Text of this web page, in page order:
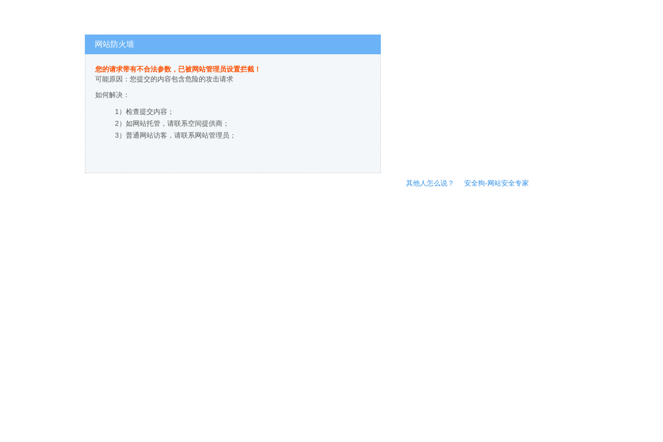
网站防火墙
您的请求带有不合法参数，已被网站管理员设置拦截！
可能原因：您提交的内容包含危险的攻击请求
如何解决：
1）检查提交内容；
2）如网站托管，请联系空间提供商；
3）普通网站访客，请联系网站管理员；
其他人怎么说？ 安全狗-网站安全专家